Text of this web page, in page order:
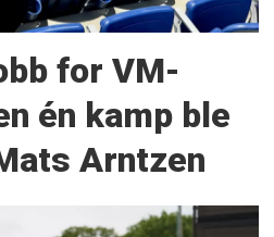
for VM-
én kamp ble
Arntzen